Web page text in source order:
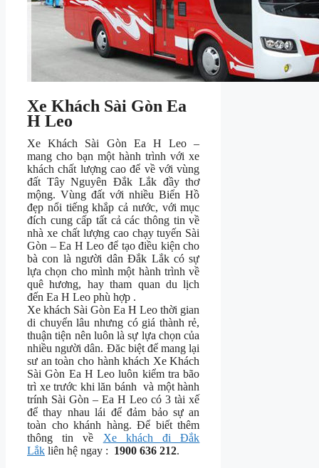
Xe Khách Sài Gòn Ea
H Leo
Xe Khách Sài Gòn Ea H Leo –
mang cho bạn một hành trình với xe
khách chất lượng cao để về với vùng
đất Tây Nguyên Đắk Lắk đầy thơ
mộng. Vùng đất với nhiều Biển Hồ
đẹp nổi tiếng khắp cả nước, với mục
đích cung cấp tất cả các thông tin về
nhà xe chất lượng cao chạy tuyến Sài
Gòn – Ea H Leo để tạo điều kiện cho
bà con là người dân Đắk Lắk có sự
lựa chọn cho mình một hành trình về
quê hương, hay tham quan du lịch
đến Ea H Leo phù hợp .
Xe khách Sài Gòn Ea H Leo thời gian
di chuyển lâu nhưng có giá thành rẻ,
thuận tiện nên luôn là sự lựa chọn của
nhiều người dân. Đăc biệt để mang lại
sư an toàn cho hành khách Xe Khách
Sài Gòn Ea H Leo luôn kiểm tra bão
trì xe trước khi lăn bánh và một hành
trính Sài Gòn – Ea H Leo có 3 tài xế
để thay nhau lái để đảm bảo sự an
toàn cho khánh hàng. Để biết thêm
thông tin về Xe khách đi Đắk
Lắk liên hệ ngay : 1900 636 212.